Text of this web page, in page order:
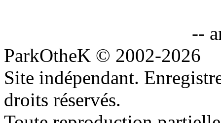
--
ParkOtheK © 2002-2026
Site indépendant.
droits réservés.